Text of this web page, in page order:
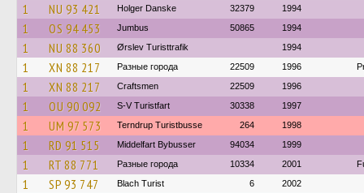
1 NU 93 421 Holger Danske 32379 1994
1 OS 94 453 Jumbus 50865 1994
1 NU 88 360 Ørslev Turisttrafik 1994
1 XN 88 217 Разные города 22509 1996
1 XN 88 217 Craftsmen 22509 1996
1 OU 90 092 S-V Turistfart 30338 1997
1 UM 97 573 Terndrup Turistbusse 264 1998
1 RD 91 515 Middelfart Bybusser 94034 1999
1 RT 88 771 Разные города 10334 2001
1 SP 93 747 Blach Turist 6 2002